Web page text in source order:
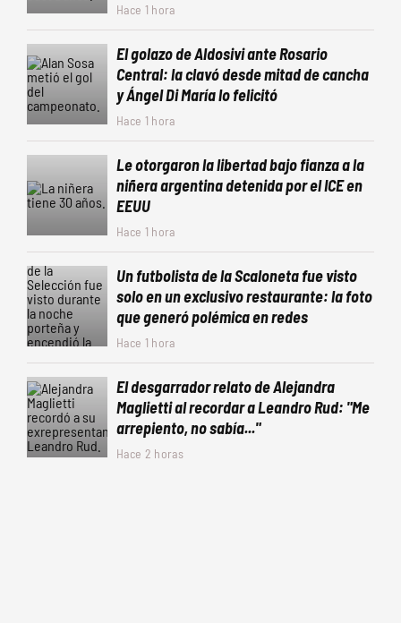
Hace 1 hora
El golazo de Aldosivi ante Rosario
Central: la clavó desde mitad de cancha
y Ángel Di María lo felicitó
Hace 1 hora
Le otorgaron la libertad bajo fianza a la
niñera argentina detenida por el ICE en
EEUU
Hace 1 hora
Un futbolista de la Scaloneta fue visto
solo en un exclusivo restaurante: la foto
que generó polémica en redes
Hace 1 hora
El desgarrador relato de Alejandra
Maglietti al recordar a Leandro Rud: "Me
arrepiento, no sabía..."
Hace 2 horas